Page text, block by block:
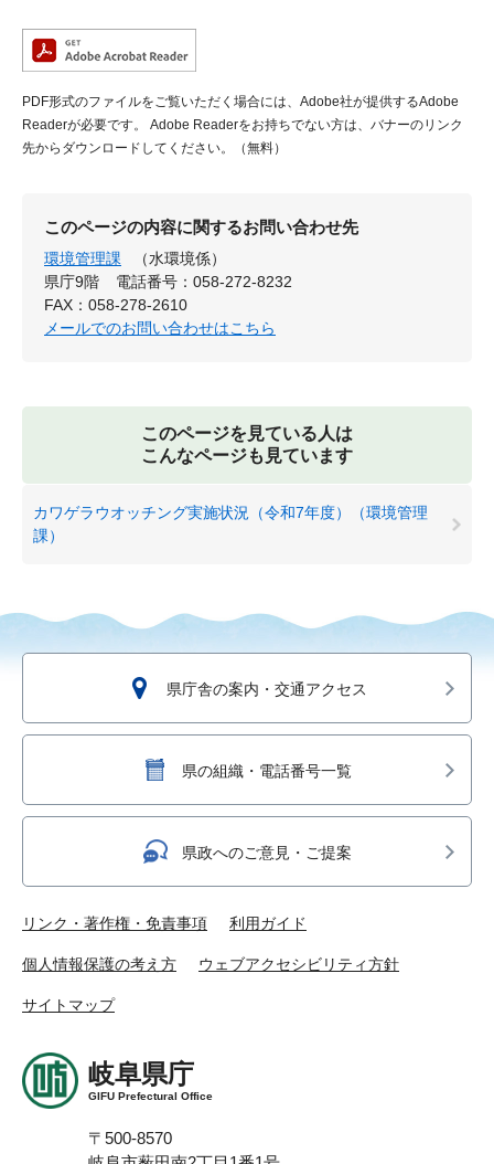
PDF形式のファイルをご覧いただく場合には、Adobe社が提供するAdobe
Readerが必要です。
Adobe Readerをお持ちでない方は、バナーのリンク
先からダウンロードしてください。（無料）
このページの内容に関するお問い合わせ先
環境管理課
（水環境係）
県庁9階
電話番号：058-272-8232
FAX：058-278-2610
メールでのお問い合わせはこちら
このページを見ている人は
こんなページも見ています
カワゲラウオッチング実施状況（令和7年度）（環境管理
課）
県庁舎の案内・交通アクセス
県の組織・電話番号一覧
県政へのご意見・ご提案
リンク・著作権・免責事項 利用ガイド
個人情報保護の考え方 ウェブアクセシビリティ方針
サイトマップ
岐阜県庁
GIFU Prefectural Office
〒500-8570